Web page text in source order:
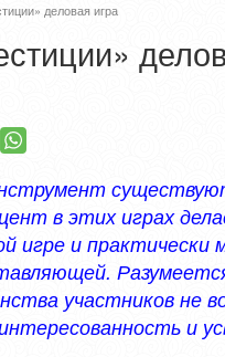
деловая игра
в этих играх
игре и практически
участников не
и